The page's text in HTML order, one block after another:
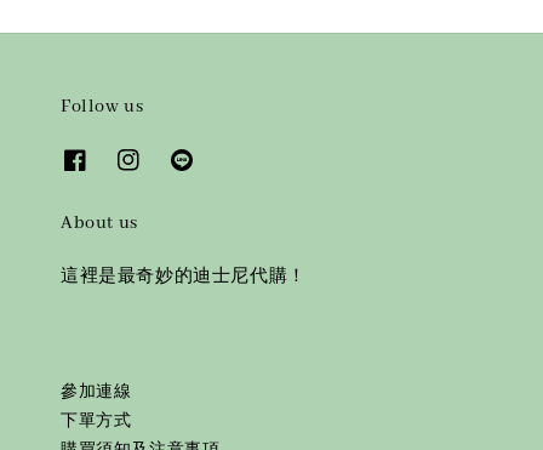
Follow us
About us
這裡是最奇妙的迪士尼代購！
參加連線
下單方式